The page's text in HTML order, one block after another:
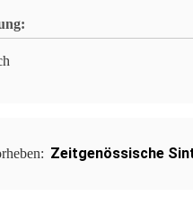
Zeitgenössische